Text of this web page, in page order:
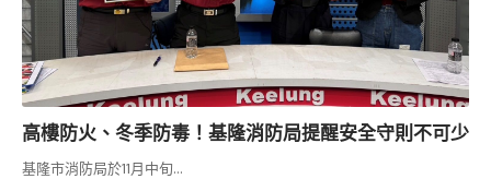
高樓防火、冬季防毒！基隆消防局提醒安全守則不可少
基隆市消防局於11月中旬…